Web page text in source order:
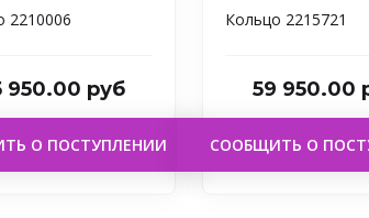
2210006
950.00 руб
О ПОСТУПЛЕНИИ
Кольцо 2215721
59 950.00
СООБЩИТЬ О